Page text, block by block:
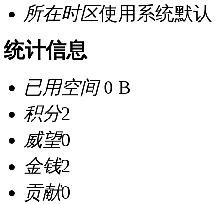
所在时区使用系统默认
统计信息
已用空间0 B
积分2
威望0
金钱2
贡献0